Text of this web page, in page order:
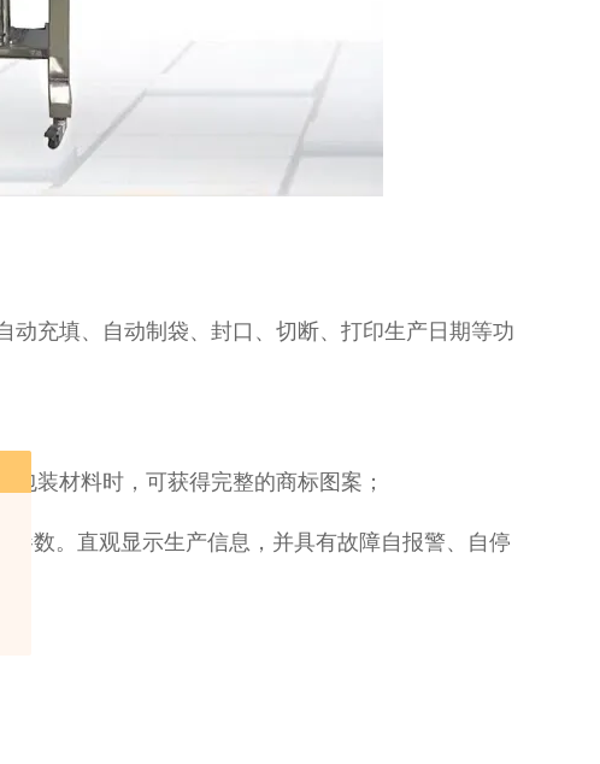
动充填、自动制袋、封口、切断、打印生产日期等功
装材料时，可获得完整的商标图案；
数。直观显示生产信息，并具有故障自报警、自停